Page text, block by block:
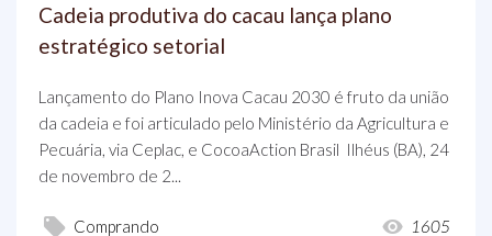
Cadeia produtiva do cacau lança plano
estratégico setorial
Lançamento do Plano Inova Cacau 2030 é fruto da união
da cadeia e foi articulado pelo Ministério da Agricultura e
Pecuária, via Ceplac, e CocoaAction Brasil Ilhéus (BA), 24
de novembro de 2...
Comprando 1605